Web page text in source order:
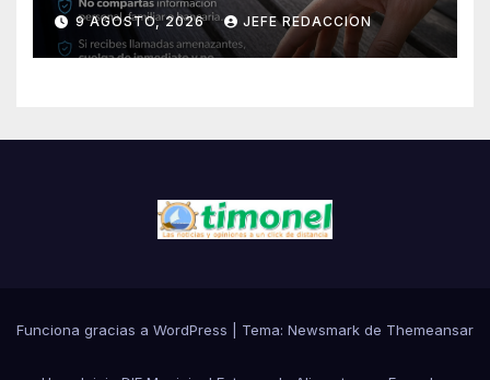
virtual
9 AGOSTO, 2026 JEFE REDACCION
Funciona gracias a WordPress Tema: Newsmark de Themeansar